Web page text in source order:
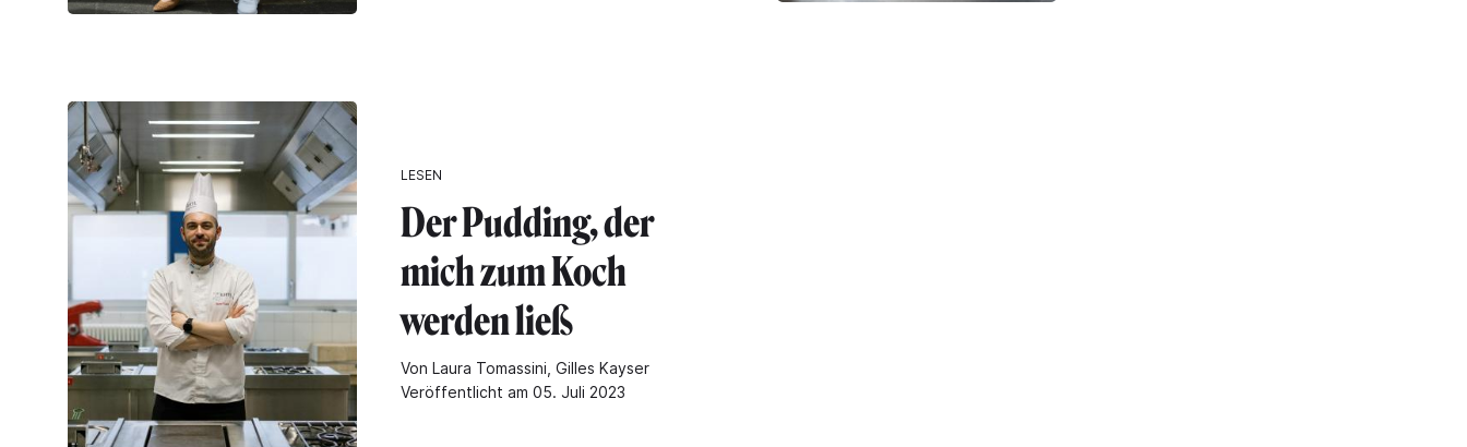
LESEN
Der Pudding, der
mich zum Koch
werden ließ
Von Laura Tomassini, Gilles Kayser
Veröffentlicht am 05. Juli 2023